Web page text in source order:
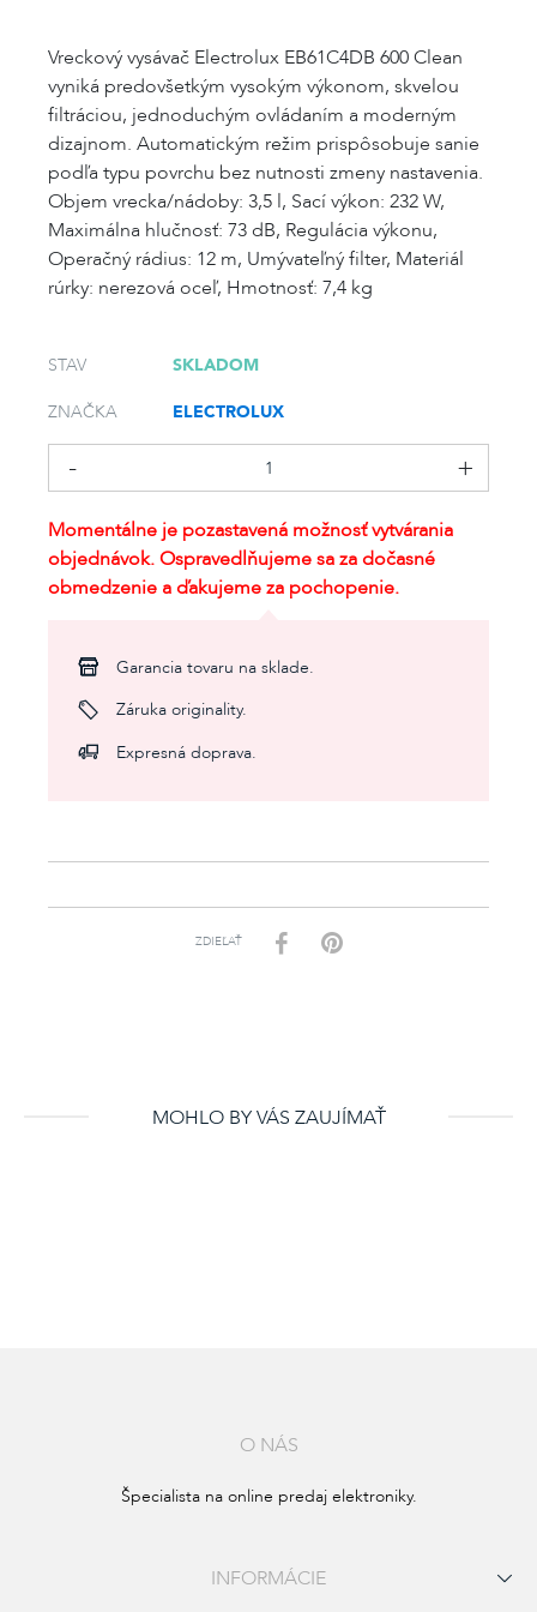
Vreckový vysávač Electrolux EB61C4DB 600 Clean
vyniká predovšetkým vysokým výkonom, skvelou
filtráciou, jednoduchým ovládaním a moderným
dizajnom. Automatickým režim prispôsobuje sanie
podľa typu povrchu bez nutnosti zmeny nastavenia.
Objem vrecka/nádoby: 3,5 l, Sací výkon: 232 W,
Maximálna hlučnosť: 73 dB, Regulácia výkonu,
Operačný rádius: 12 m, Umývateľný filter, Materiál
rúrky: nerezová oceľ, Hmotnosť: 7,4 kg
STAV SKLADOM
ZNAČKA ELECTROLUX
Momentálne je pozastavená možnosť vytvárania
objednávok. Ospravedlňujeme sa za dočasné
obmedzenie a ďakujeme za pochopenie.
Garancia tovaru na sklade.
Záruka originality.
Expresná doprava.
ZDIEĽAŤ
MOHLO BY VÁS ZAUJÍMAŤ
O NÁS
Špecialista na online predaj elektroniky.
INFORMÁCIE